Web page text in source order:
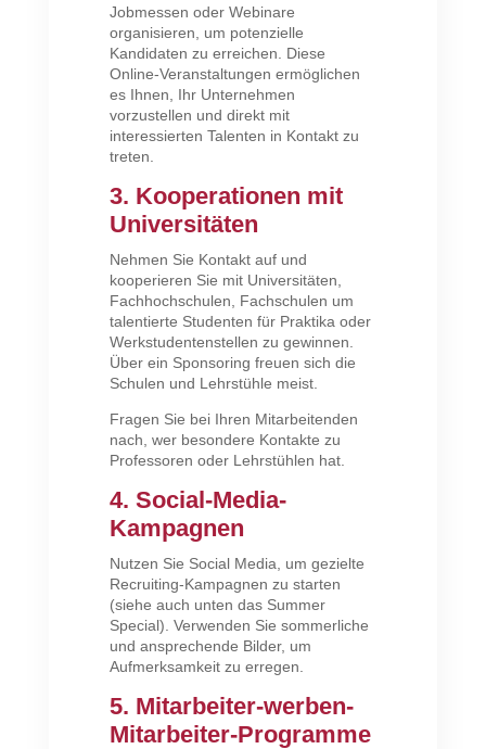
Jobmessen oder Webinare
organisieren, um potenzielle
Kandidaten zu erreichen. Diese
Online-Veranstaltungen ermöglichen
es Ihnen, Ihr Unternehmen
vorzustellen und direkt mit
interessierten Talenten in Kontakt zu
treten.
3. Kooperationen mit
Universitäten
Nehmen Sie Kontakt auf und
kooperieren Sie mit Universitäten,
Fachhochschulen, Fachschulen um
talentierte Studenten für Praktika oder
Werkstudentenstellen zu gewinnen.
Über ein Sponsoring freuen sich die
Schulen und Lehrstühle meist.
Fragen Sie bei Ihren Mitarbeitenden
nach, wer besondere Kontakte zu
Professoren oder Lehrstühlen hat.
4. Social-Media-
Kampagnen
Nutzen Sie Social Media, um gezielte
Recruiting-Kampagnen zu starten
(siehe auch unten das Summer
Special). Verwenden Sie sommerliche
und ansprechende Bilder, um
Aufmerksamkeit zu erregen.
5. Mitarbeiter-werben-
Mitarbeiter-Programme